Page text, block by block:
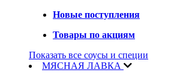
Новые поступления
Товары по акциям
Показать все соусы и специи
МЯСНАЯ ЛАВКА